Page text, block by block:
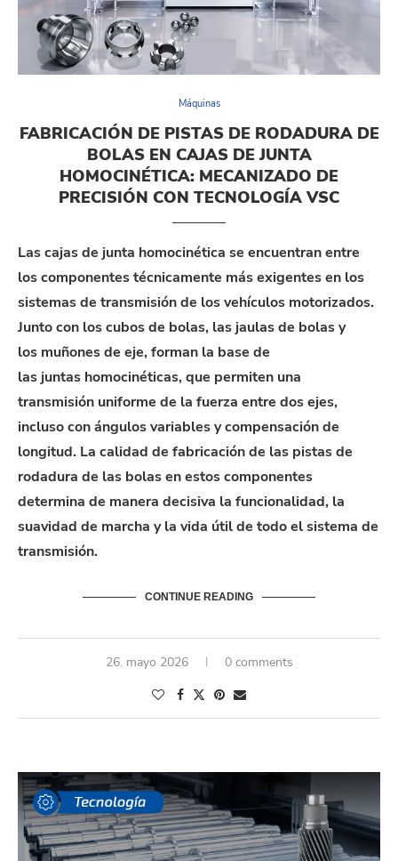
Máquinas
FABRICACIÓN DE PISTAS DE RODADURA DE
BOLAS EN CAJAS DE JUNTA
HOMOCINÉTICA: MECANIZADO DE
PRECISIÓN CON TECNOLOGÍA VSC
Lascajas de junta homocinética se encuentran entre
los componentes técnicamente más exigentesen los
sistemas de transmisión de los vehículos motorizados.
Junto con los cubos de bolas, las jaulas de bolas y
los muñones de eje, forman la base de
las juntas homocinéticas, que permiten una
transmisión uniforme de la fuerza entre dos ejes,
incluso con ángulos variables y compensación de
longitud. La calidad de fabricación de las pistas de
rodadura de las bolas en estos componentes
determina de manera decisiva la funcionalidad, la
suavidad de marcha y la vida útil de todo elsistema de
transmisión.
CONTINUE READING
26. mayo 2026 0 comments